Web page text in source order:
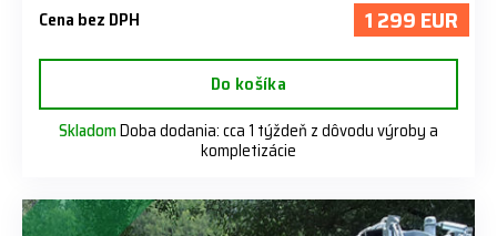
Cena bez DPH 1 299 EUR
Do košíka
SkladomDoba dodania: cca 1 týždeň z dôvodu výroby a
kompletizácie